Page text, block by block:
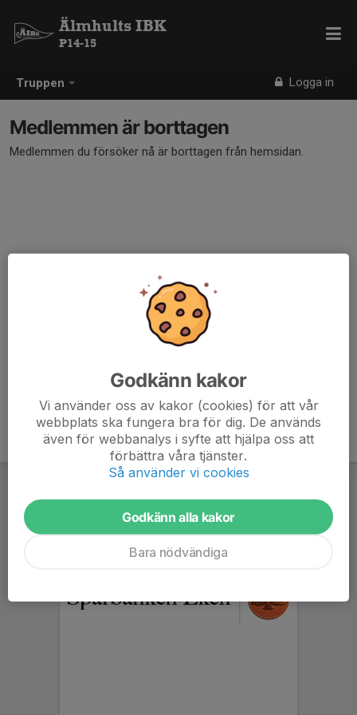
Truppen Logga in
Älmhults IBK
P14-15
Medlemmen är borttagen
Medlemmen du försöker nå är borttagen från hemsidan.
Godkänn kakor
Vi använder oss av kakor (cookies) för att vår
webbplats ska fungera bra för dig. De används
även för webbanalys i syfte att hjälpa oss att
förbättra våra tjänster.
Så använder vi cookies
Godkänn alla kakor
Bara nödvändiga